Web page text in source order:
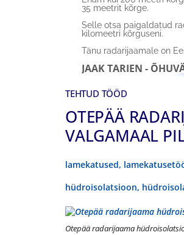
35 meetrit kõrge.
Selle otsa paigaldatud
kilomeetri kõrguseni.
Tänu radarijaamale on
JAAK TARIEN -
TEHTUD TÖÖD
OTEPÄÄ
VALGAMAAL
lamekatused,
hüdroisolatsioon,
Otepää radarijaama